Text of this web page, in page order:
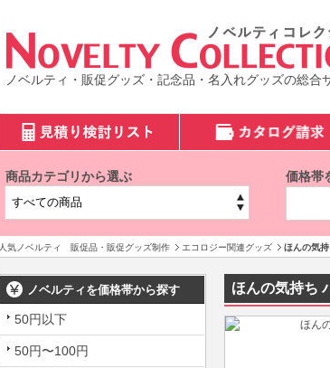
ノベルティ・販促グッズ・記念品・名入れグッズの総合
商品カテゴリから選ぶ 価格帯
人気ノベルティ 販促品・販促グッズ制作 エコロジー関連グッズ ほんの気
ノベルティを価格帯から探す
50円以下
50円〜100円
ほんの気持ち